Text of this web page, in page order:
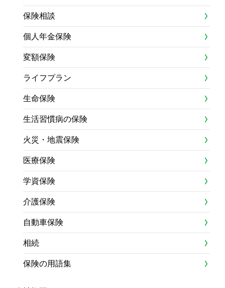
保険相談
個人年金保険
変額保険
ライフプラン
生命保険
生活習慣病の保険
火災・地震保険
医療保険
学資保険
介護保険
自動車保険
相続
保険の用語集